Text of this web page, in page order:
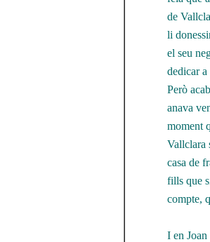
de
li
el seu
dedicar
Però
anava
moment
Vallclara
casa de
fills que
compte,
I en Joan